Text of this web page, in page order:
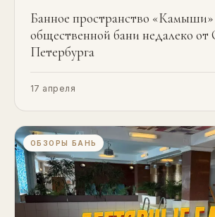
Банное пространство
общественной бани недалеко от
Петербурга
17 апреля
ОБЗОРЫ БАНЬ